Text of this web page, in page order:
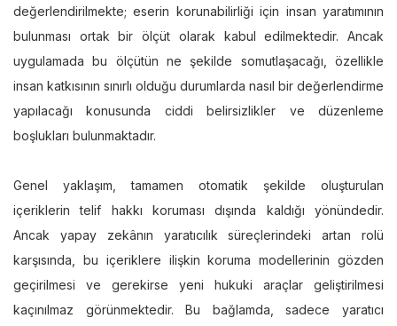
değerlendirilmekte; eserin korunabilirliği için insan yaratımının
bulunması ortak bir ölçüt olarak kabul edilmektedir. Ancak
uygulamada bu ölçütün ne şekilde somutlaşacağı, özellikle
insan katkısının sınırlı olduğu durumlarda nasıl bir değerlendirme
yapılacağı konusunda ciddi belirsizlikler ve düzenleme
boşlukları bulunmaktadır.
Genel yaklaşım, tamamen otomatik şekilde oluşturulan
içeriklerin telif hakkı koruması dışında kaldığı yönündedir.
Ancak yapay zekânın yaratıcılık süreçlerindeki artan rolü
karşısında, bu içeriklere ilişkin koruma modellerinin gözden
geçirilmesi ve gerekirse yeni hukuki araçlar geliştirilmesi
kaçınılmaz görünmektedir. Bu bağlamda, sadece yaratıcı